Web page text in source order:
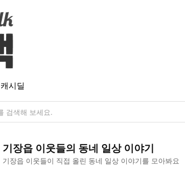
캐시딜
기장읍 이웃들의 동네 일상이야기
기장읍 이웃들이 직접 올린 동네 일상 이야기를 모아봐요